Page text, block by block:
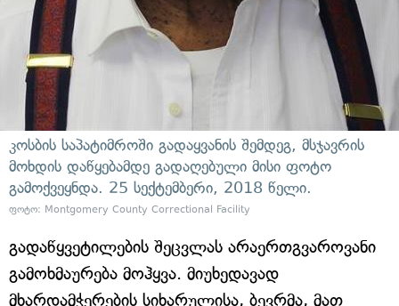
კოსბის საპატიმროში გადაყვანის შემდეგ, მსჯავრის
მოხდის დაწყებამდე გადაღებული მისი ფოტო
გამოქვეყნდა. 25 სექტემბერი, 2018 წელი.
ფოტო: Montgomery County Correctional Facility
გადაწყვეტილების შეცვლას არაერთგვაროვანი
გამოხმაურება მოჰყვა. მიუხედავად
მხარდამჭერების სიხარულისა, ბევრმა, მათ